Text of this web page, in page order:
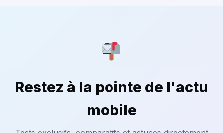
Restez à la pointe de l'actu
mobile